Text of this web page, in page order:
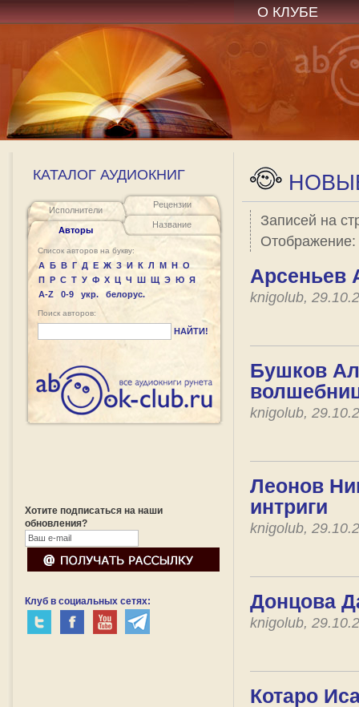
О КЛУБЕ
КАТАЛОГ АУДИОКНИГ
Исполнители
Авторы
Рецензии
Название
Список авторов на букву:
А Б В Г Д Е Ж З И К Л М Н О
П Р С Т У Ф Х Ц Ч Ш Щ Э Ю Я
A-Z
0-9 укр. белорус.
Поиск авторов:
НАЙТИ!
Хотите подписаться на наши
обновления?
Клуб в социальных сетях:
Записей на
Отображение:
Арсеньев
knigolub,
Бушков
knigolub,
Леонов
интриги
knigolub,
Донцова
knigolub,
Котаро